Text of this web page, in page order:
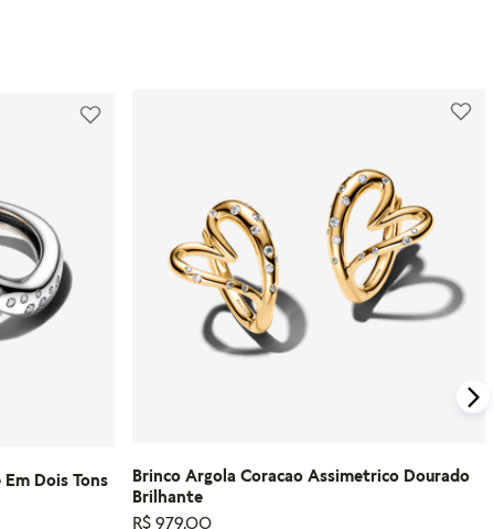
Dois Tons
Brinco Argola Coracao Assimetrico Dourado
Brilhante
R$ 979,00